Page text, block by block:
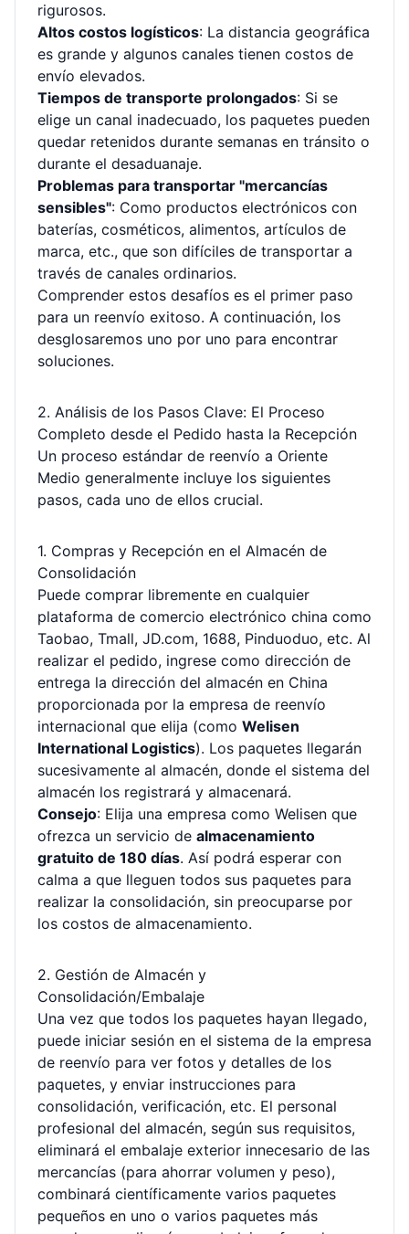
rigurosos.
Altos costos logísticos: La distancia geográfica
es grande y algunos canales tienen costos de
envío elevados.
Tiempos de transporte prolongados: Si se
elige un canal inadecuado, los paquetes pueden
quedar retenidos durante semanas en tránsito o
durante el desaduanaje.
Problemas para transportar "mercancías
sensibles": Como productos electrónicos con
baterías, cosméticos, alimentos, artículos de
marca, etc., que son difíciles de transportar a
través de canales ordinarios.
Comprender estos desafíos es el primer paso
para un reenvío exitoso. A continuación, los
desglosaremos uno por uno para encontrar
soluciones.
2. Análisis de los Pasos Clave: El Proceso
Completo desde el Pedido hasta la Recepción
Un proceso estándar de reenvío a Oriente
Medio generalmente incluye los siguientes
pasos, cada uno de ellos crucial.
1. Compras y Recepción en el Almacén de
Consolidación
Puede comprar libremente en cualquier
plataforma de comercio electrónico china como
Taobao, Tmall, JD.com, 1688, Pinduoduo, etc. Al
realizar el pedido, ingrese como dirección de
entrega la dirección del almacén en China
proporcionada por la empresa de reenvío
internacional que elija (como Welisen
International Logistics). Los paquetes llegarán
sucesivamente al almacén, donde el sistema del
almacén los registrará y almacenará.
Consejo: Elija una empresa como Welisen que
ofrezca un servicio de almacenamiento
gratuito de 180 días. Así podrá esperar con
calma a que lleguen todos sus paquetes para
realizar la consolidación, sin preocuparse por
los costos de almacenamiento.
2. Gestión de Almacén y
Consolidación/Embalaje
Una vez que todos los paquetes hayan llegado,
puede iniciar sesión en el sistema de la empresa
de reenvío para ver fotos y detalles de los
paquetes, y enviar instrucciones para
consolidación, verificación, etc. El personal
profesional del almacén, según sus requisitos,
eliminará el embalaje exterior innecesario de las
mercancías (para ahorrar volumen y peso),
combinará científicamente varios paquetes
pequeños en uno o varios paquetes más